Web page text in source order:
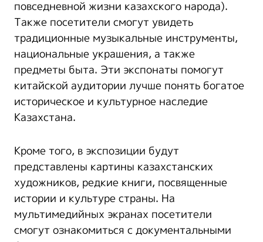
повседневной жизни казахского народа).
Также посетители смогут увидеть
традиционные музыкальные инструменты,
национальные украшения, а также
предметы быта. Эти экспонаты помогут
китайской аудитории лучше понять богатое
историческое и культурное наследие
Казахстана.
Кроме того, в экспозиции будут
представлены картины казахстанских
художников, редкие книги, посвященные
истории и культуре страны. На
мультимедийных экранах посетители
смогут ознакомиться с документальными